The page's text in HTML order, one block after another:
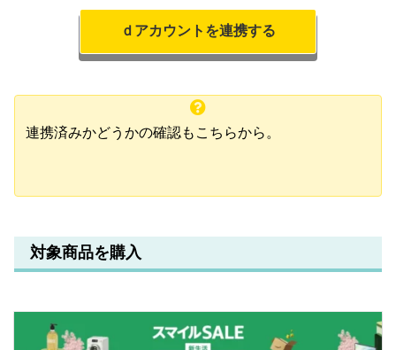
ｄアカウントを連携する
連携済みかどうかの確認もこちらから。
対象商品を購入